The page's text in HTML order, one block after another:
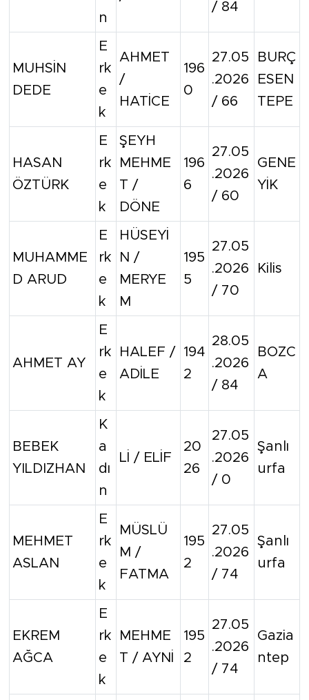
n
/ 84
MUHSİN
DEDE
E
rk
e
k
AHMET
/
HATİCE
196
0
27.05
.2026
/ 66
BURÇ
ESEN
TEPE
HASAN
ÖZTÜRK
E
rk
e
k
ŞEYH
MEHME
T /
DÖNE
196
6
27.05
.2026
/ 60
GENE
YİK
MUHAMME
D ARUD
E
rk
e
k
HÜSEYİ
N /
MERYE
M
195
5
27.05
.2026
/ 70
Kilis
AHMET AY
E
rk
e
k
HALEF /
ADİLE
194
2
28.05
.2026
/ 84
BOZC
A
BEBEK
YILDIZHAN
K
a
dı
n
Lİ / ELİF
20
26
27.05
.2026
/ 0
Şanlı
urfa
MEHMET
ASLAN
E
rk
e
k
MÜSLÜ
M /
FATMA
195
2
27.05
.2026
/ 74
Şanlı
urfa
EKREM
AĞCA
E
rk
e
k
MEHME
T / AYNİ
195
2
27.05
.2026
/ 74
Gazia
ntep